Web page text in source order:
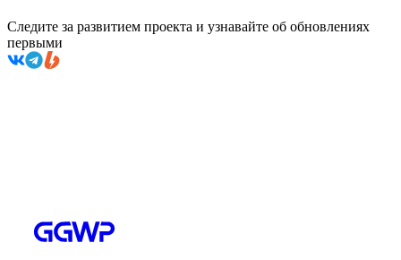
Следите за развитием проекта и узнавайте об обновлениях
первыми